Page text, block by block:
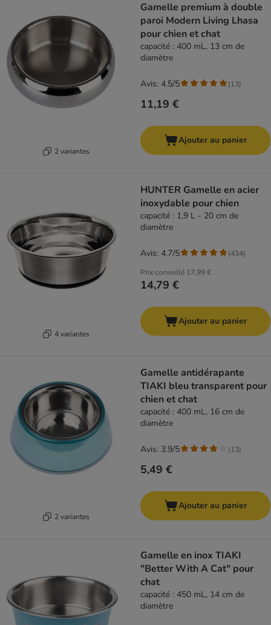
2 variantes
Gamelle premium à double
paroi Modern Living Lhasa
pour chien et chat
capacité : 400 mL, 13 cm de
diamètre
11,19 €
Avis: 4.5/5 (13)
Ajouter au panier
4 variantes
HUNTER Gamelle en acier
inoxydable pour chien
capacité : 1,9 L - 20 cm de
diamètre
Prix conseillé 17,99 €
14,79 €
Avis: 4.7/5 (434)
Ajouter au panier
2 variantes
Gamelle antidérapante
TIAKI bleu transparent pour
chien et chat
capacité : 400 mL, 16 cm de
diamètre
5,49 €
Avis: 3.9/5 (13)
Ajouter au panier
Gamelle en inox TIAKI
"Better With A Cat" pour
chat
capacité : 450 mL, 14 cm de
diamètre